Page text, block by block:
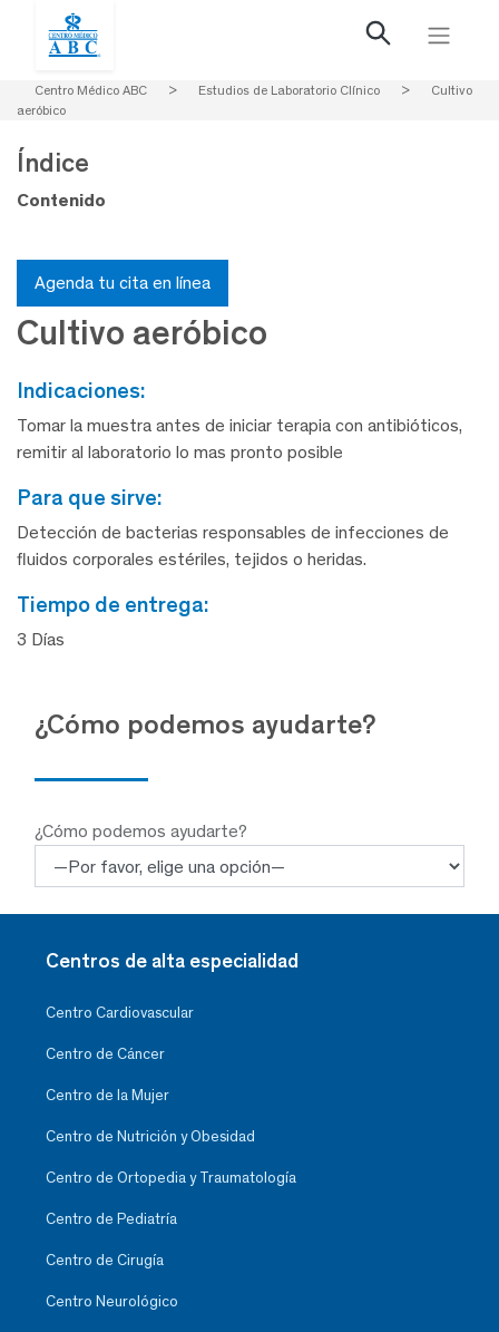
Centro Médico ABC > Estudios de Laboratorio Clínico >
Cultivo
aeróbico
Cultivo aeróbico
indicaciones:
Tomar la muestra antes de iniciar terapia con antibióticos,
remitir al laboratorio lo mas pronto posible
para que sirve:
Detección de bacterias responsables de infecciones de
fluidos corporales estériles, tejidos o heridas.
tiempo de entrega:
3 Días
¿Cómo podemos ayudarte?
¿Cómo podemos ayudarte?
Índice
Contenido
Agenda tu cita en línea
Centros de alta especialidad
Centro Cardiovascular
Centro de Cáncer
Centro de la Mujer
Centro de Nutrición y Obesidad
Centro de Ortopedia y Traumatología
Centro de Pediatría
Centro de Cirugía
Centro Neurológico